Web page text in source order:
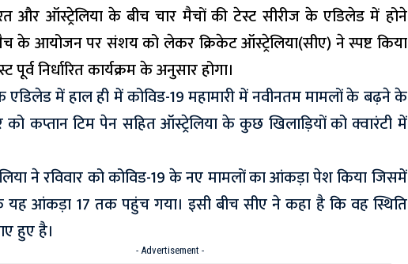
और ऑस्ट्रेलिया के बीच चार मैचों की टेस्ट सीरीज के एडिलेड में होने
के आयोजन पर संशय को लेकरक्रिकेट ऑस्ट्रेलिया(सीए)ने स्पष्ट किया
पूर्व निर्धारित कार्यक्रम के अनुसार होगा।
एडिलेड में हाल ही में कोविड-19 महामारी में नवीनतम मामलों के बढ़ने के
को कप्तान टिम पेन सहित ऑस्ट्रेलिया के कुछ खिलाड़ियों को क्वारंटी में
ने रविवार को कोविड-19 के नए मामलों का आंकड़ा पेश किया जिसमें
यह आंकड़ा 17 तक पहुंच गया। इसी बीच सीए ने कहा है कि वह स्थिति
हुए है।
- Advertisement -